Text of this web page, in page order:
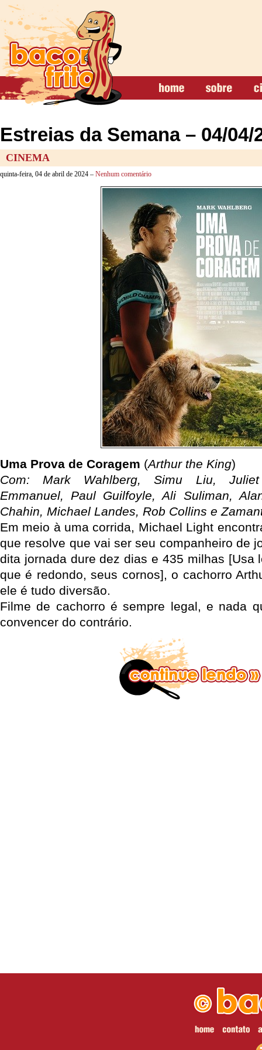
Estreias da Semana – 04/04/
CINEMA
quinta-feira, 04 de abril de 2024 – Nenhum comentário
Uma Prova de Coragem (Arthur the King)
Com: Mark Wahlberg, Simu Liu, Juliet
Emmanuel, Paul Guilfoyle, Ali Suliman,
Chahin, Michael Landes, Rob Collins e
Em meio à uma corrida, Michael Light
que resolve que vai ser seu companheiro de
dita jornada dure dez dias e 435 milhas [Usa
que é redondo, seus cornos], o cachorro
ele é tudo diversão.
Filme de cachorro é sempre legal, e nada
convencer do contrário.